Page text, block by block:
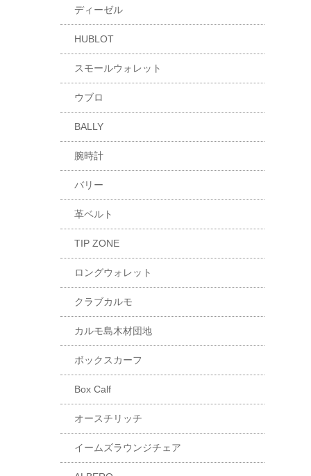
ディーゼル
HUBLOT
スモールウォレット
ウブロ
BALLY
腕時計
バリー
革ベルト
TIP ZONE
ロングウォレット
クラブカルモ
カルモ島木材団地
ボックスカーフ
Box Calf
オースチリッチ
イームズラウンジチェア